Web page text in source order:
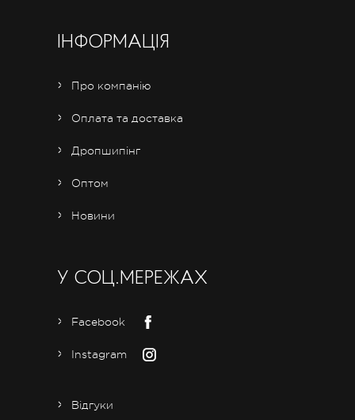
ІНФОРМАЦІЯ
Про компанію
Оплата та доставка
Дропшипінг
Оптом
Новини
У СОЦ.МЕРЕЖАХ
Facebook
Instagram
Відгуки